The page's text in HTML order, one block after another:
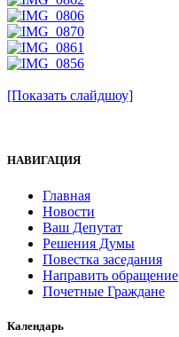
[Показать слайдшоу]
НАВИГАЦИЯ
Главная
Новости
Ваш Депутат
Решения Думы
Повестка заседания
Направить обращение
Почетные Граждане
Календарь